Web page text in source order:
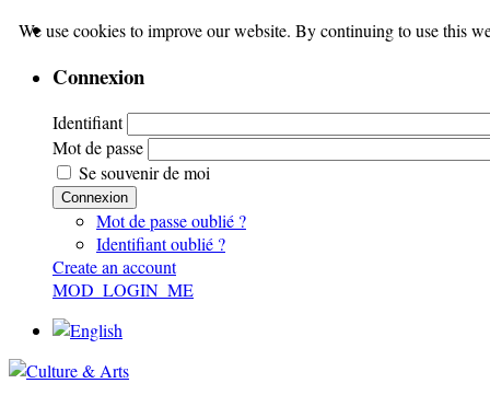
Connexion
Identifiant
Mot de passe
Se souvenir de moi
Connexion
Mot de passe oublié ?
Identifiant oublié ?
Create an account
MOD_LOGIN_ME
We use cookies to improve our website. By continuing to use this